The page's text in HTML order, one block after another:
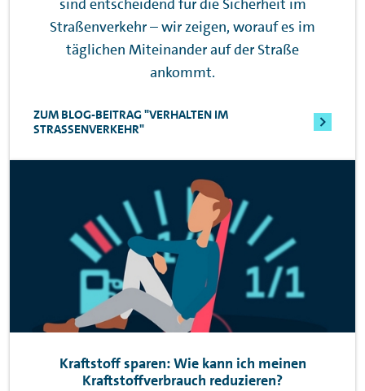
sind entscheidend für die Sicherheit im
Straßenverkehr – wir zeigen, worauf es im
täglichen Miteinander auf der Straße
ankommt.
ZUM BLOG-BEITRAG "VERHALTEN IM
STRASSENVERKEHR"
Kraftstoff sparen: Wie kann ich meinen
Kraftstoffverbrauch reduzieren?